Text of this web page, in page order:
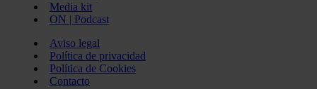
Media kit
ON | Podcast
Aviso legal
Política de privacidad
Política de Cookies
Contacto